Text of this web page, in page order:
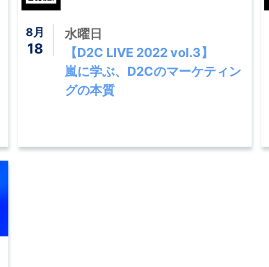
8月
18
水曜日
【D2C LIVE 2022 vol.3】
嵐に学ぶ、D2Cのマーケティン
グの本質